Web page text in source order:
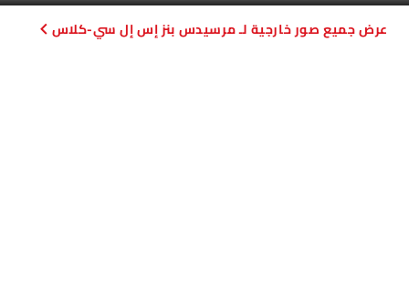
صور خارجية لـ مرسيدس بنز إس إل سي-كلاس